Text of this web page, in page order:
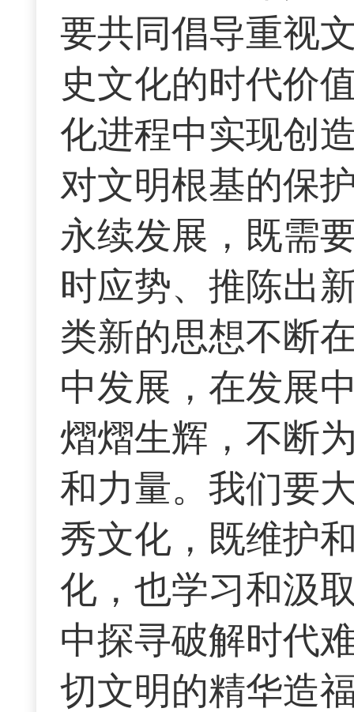
要共同倡导重视
史文化的时代价
化进程中实现创
对文明根基的保
永续发展，既需
时应势、推陈出
类新的思想不断
中发展，在发展
熠熠生辉，不断
和力量。我们要
秀文化，既维护
化，也学习和汲
中探寻破解时代
切文明的精华造